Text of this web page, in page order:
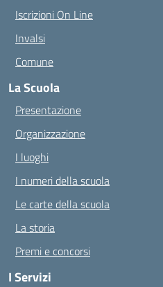
Iscrizioni On Line
Invalsi
Comune
La Scuola
Presentazione
Organizzazione
I luoghi
I numeri della scuola
Le carte della scuola
La storia
Premi e concorsi
I Servizi